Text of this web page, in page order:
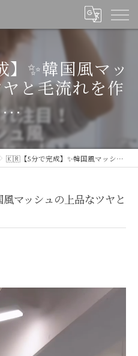
✨韓国風マッ
と毛流れを作
...
🇰🇷【5分で完成】✨韓国風マッシュの上品なツヤと毛流れを作る...
マッシュの上品なツヤと